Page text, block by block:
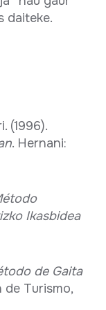
daiteke.
(1996).
. Hernani:
Ikasbidea
de Gaita
de Turismo,